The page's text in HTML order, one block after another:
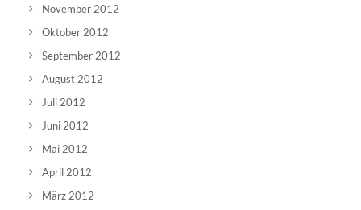
November 2012
Oktober 2012
September 2012
August 2012
Juli 2012
Juni 2012
Mai 2012
April 2012
März 2012